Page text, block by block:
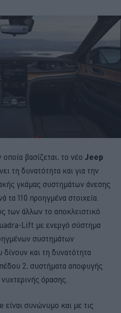
βασίζεται, το νέο Jeep
τη δυνατότητα και για την
γκάμας συστημάτων άνεσης
τα 110 προηγμένα στοιχεία.
των άλλων το αποκλειστικό
Lift με ενεργό σύστημα
συστημάτων
και τη δυνατότητα
2, συστήματα αποφυγής
όρασης.
συνώνυμο και με τις